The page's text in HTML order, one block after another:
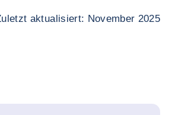
aktualisiert: November 2025